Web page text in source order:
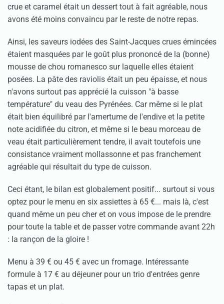
crue et caramel était un dessert tout à fait agréable, nous
avons été moins convaincu par le reste de notre repas.
Ainsi, les saveurs iodées des Saint-Jacques crues émincées
étaient masquées par le goût plus prononcé de la (bonne)
mousse de chou romanesco sur laquelle elles étaient
posées. La pâte des raviolis était un peu épaisse, et nous
n'avons surtout pas apprécié la cuisson "à basse
température" du veau des Pyrénées. Car même si le plat
était bien équilibré par l'amertume de l'endive et la petite
note acidifiée du citron, et même si le beau morceau de
veau était particulièrement tendre, il avait toutefois une
consistance vraiment mollassonne et pas franchement
agréable qui résultait du type de cuisson.
Ceci étant, le bilan est globalement positif... surtout si vous
optez pour le menu en six assiettes à 65 €... mais là, c'est
quand même un peu cher et on vous impose de le prendre
pour toute la table et de passer votre commande avant 22h
: la rançon de la gloire !
Menu à 39 € ou 45 € avec un fromage. Intéressante
formule à 17 € au déjeuner pour un trio d'entrées genre
tapas et un plat.